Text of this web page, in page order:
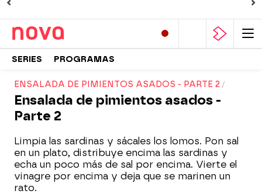
SERIES PROGRAMAS
ENSALADA DE PIMIENTOS ASADOS - PARTE 2
Ensalada de pimientos asados -
Parte 2
Limpia las sardinas y sácales los lomos. Pon sal
en un plato, distribuye encima las sardinas y
echa un poco más de sal por encima. Vierte el
vinagre por encima y deja que se marinen un
rato.